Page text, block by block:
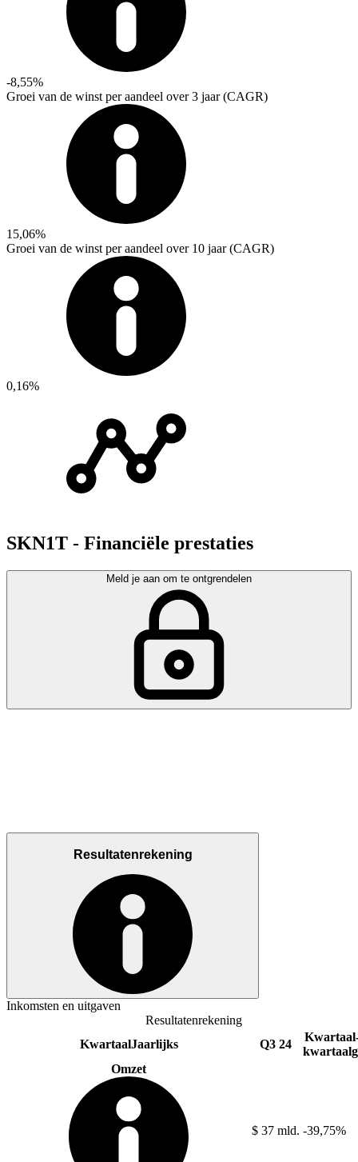
-8,55%
Groei van de winst per aandeel over 3 jaar (CAGR)
15,06%
Groei van de winst per aandeel over 10 jaar (CAGR)
0,16%
SKN1T - Financiële prestaties
Meld je aan om te ontgrendelen
Resultatenrekening
Inkomsten en uitgaven
Resultatenrekening
KwartaalJaarlijks Q3 24
Omzet
$ 37 mld. -39,75%